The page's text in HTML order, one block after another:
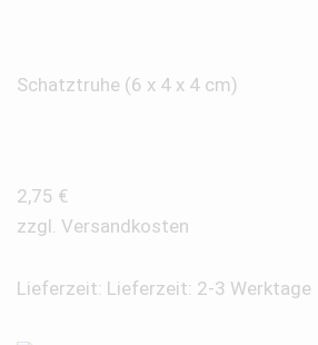
Schatztruhe (6 x 4 x 4 cm)
2,75 €
zzgl. Versandkosten
Lieferzeit: Lieferzeit: 2-3 Werktage